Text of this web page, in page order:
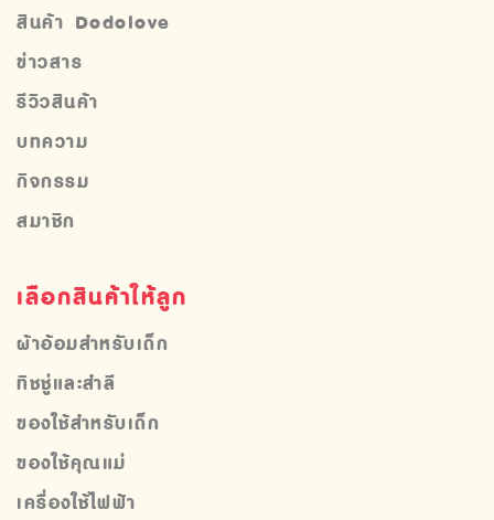
สินค้า Dodolove
ข่าวสาร
รีวิวสินค้า
บทความ
กิจกรรม
สมาชิก
เลือกสินค้าให้ลูก
ผ้าอ้อมสำหรับเด็ก
ทิชชู่และสำลี
ของใช้สำหรับเด็ก
ของใช้คุณแม่
เครื่องใช้ไฟฟ้า